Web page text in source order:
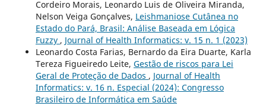
Cordeiro Morais, Leonardo Luis de Oliveira Miranda,
Nelson Veiga Gonçalves, Leishmaniose Cutânea no
Estado do Pará, Brasil: Análise Baseada em Lógica
Fuzzy , Journal of Health Informatics: v. 15 n. 1 (2023)
Leonardo Costa Farias, Bernardo da Eira Duarte, Karla
Tereza Figueiredo Leite, Gestão de riscos para Lei
Geral de Proteção de Dados , Journal of Health
Informatics: v. 16 n. Especial (2024): Congresso
Brasileiro de Informática em Saúde